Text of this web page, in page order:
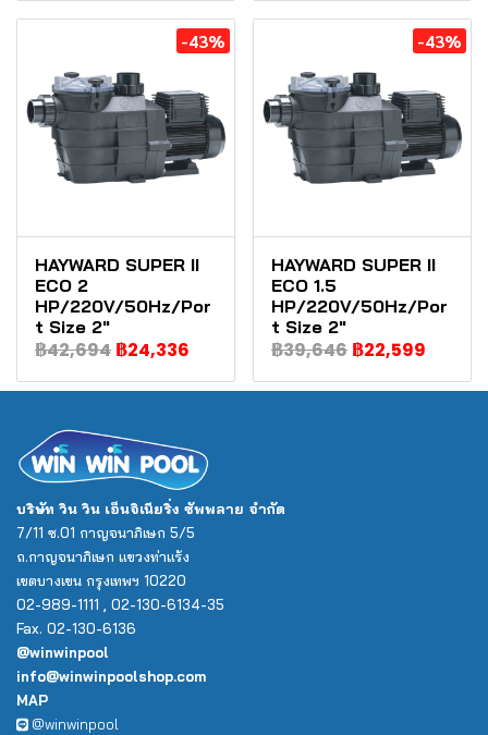
-43%
HAYWARD SUPER II
ECO 2
HP/220V/50Hz/Por
t Size 2"
฿42,694 ฿24,336
-43%
HAYWARD SUPER II
ECO 1.5
HP/220V/50Hz/Por
t Size 2"
฿39,646 ฿22,599
บริษัท วิน วิน เอ็นจิเนียริ่ง ซัพพลาย จำกัด
7/11 ซ.01 กาญจนาภิเษก 5/5
ถ.กาญจนาภิเษก แขวงท่าแร้ง
เขตบางเขน กรุงเทพฯ 10220
02-989-1111 , 02-130-6134-35
Fax. 02-130-6136
@winwinpool
info@winwinpoolshop.com
MAP
@winwinpool